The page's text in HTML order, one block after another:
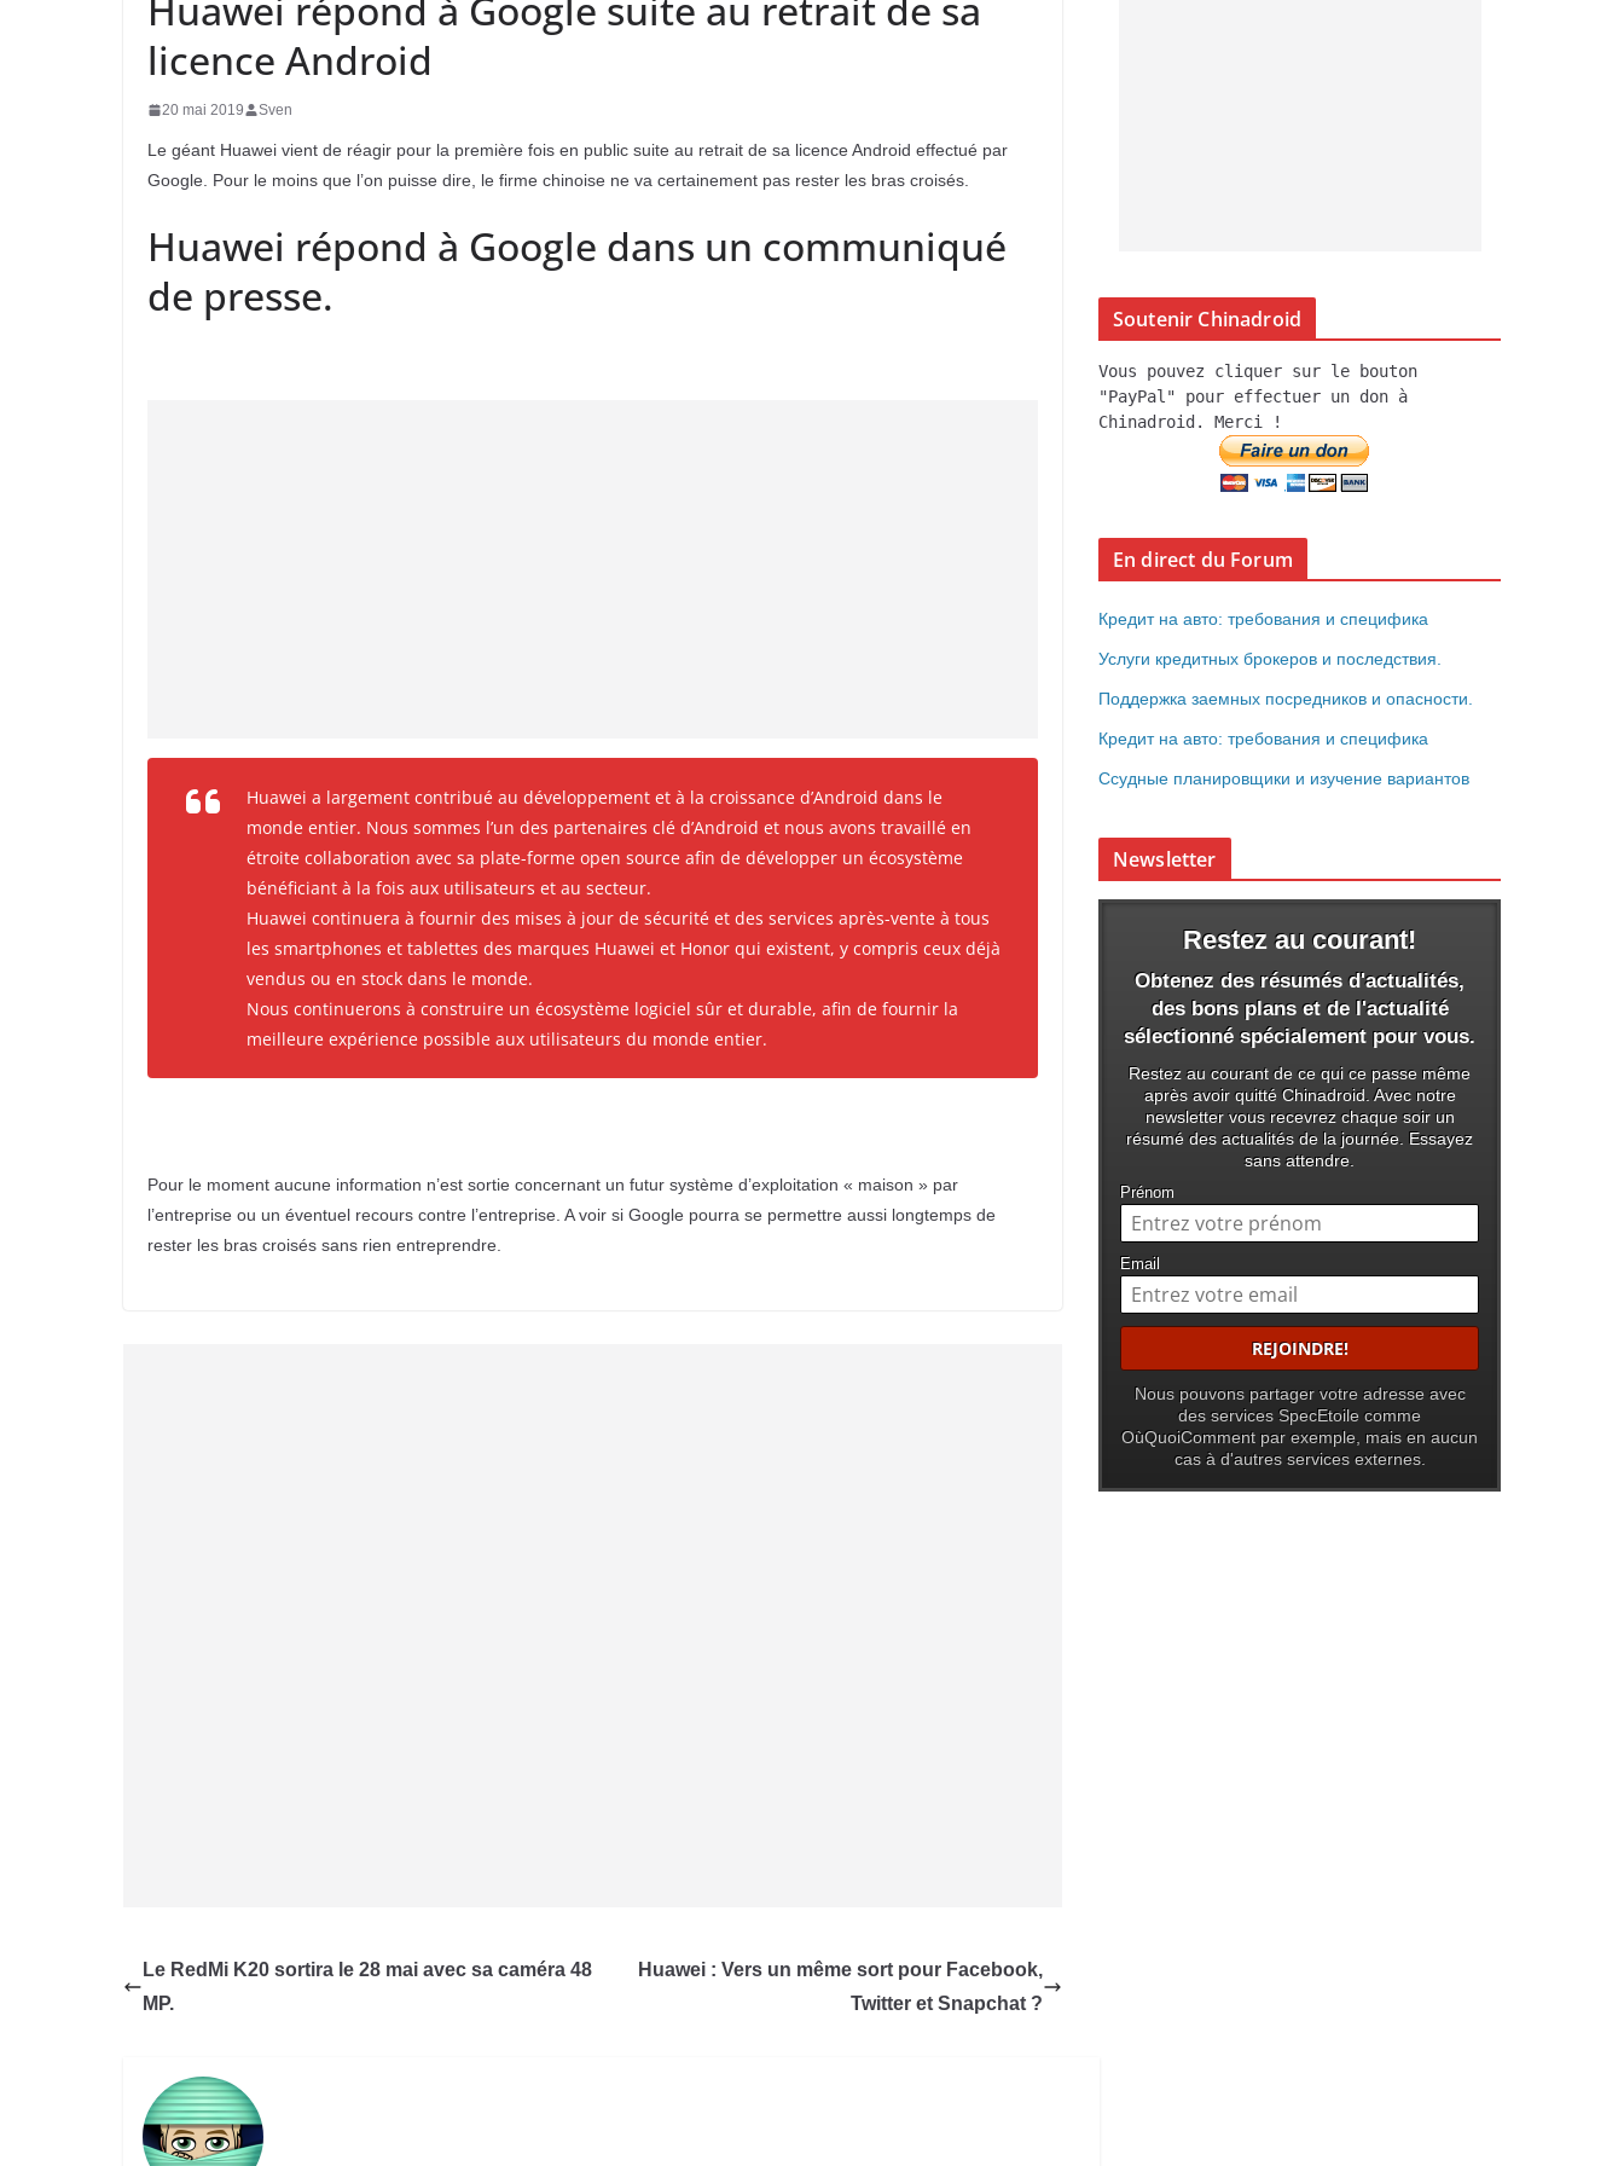
Huawei répond à Google suite au retrait de sa
licence Android
20 mai 2019 Sven
Le géant Huawei vient de réagir pour la première fois en public suite au retrait de sa licence Android effectué par
Google. Pour le moins que l’on puisse dire, le firme chinoise ne va certainement pas rester les bras croisés.
Huawei répond à Google dans un communiqué
de presse.
Huawei a largement contribué au développement et à la croissance d’Android dans le
monde entier. Nous sommes l’un des partenaires clé d’Android et nous avons travaillé en
étroite collaboration avec sa plate-forme open source afin de développer un écosystème
bénéficiant à la fois aux utilisateurs et au secteur.
Huawei continuera à fournir des mises à jour de sécurité et des services après-vente à tous
les smartphones et tablettes des marques Huawei et Honor qui existent, y compris ceux déjà
vendus ou en stock dans le monde.
Nous continuerons à construire un écosystème logiciel sûr et durable, afin de fournir la
meilleure expérience possible aux utilisateurs du monde entier.
Pour le moment aucune information n’est sortie concernant un futur système d’exploitation « maison » par
l’entreprise ou un éventuel recours contre l’entreprise. A voir si Google pourra se permettre aussi longtemps de
rester les bras croisés sans rien entreprendre.
Le RedMi K20 sortira le 28 mai avec sa caméra 48
MP.
Huawei : Vers un même sort pour Facebook,
Twitter et Snapchat ?
Soutenir Chinadroid
Vous pouvez cliquer sur le bouton
"PayPal" pour effectuer un don à
Chinadroid. Merci !
En direct du Forum
Кредит на авто: требования и специфика
Услуги кредитных брокеров и последствия.
Поддержка заемных посредников и опасности.
Кредит на авто: требования и специфика
Ссудные планировщики и изучение вариантов
Newsletter
Restez au courant!
Obtenez des résumés d'actualités,
des bons plans et de l'actualité
sélectionné spécialement pour vous.
Restez au courant de ce qui ce passe même
après avoir quitté Chinadroid. Avec notre
newsletter vous recevrez chaque soir un
résumé des actualités de la journée. Essayez
sans attendre.
Prénom
Email
Nous pouvons partager votre adresse avec
des services SpecEtoile comme
OùQuoiComment par exemple, mais en aucun
cas à d'autres services externes.